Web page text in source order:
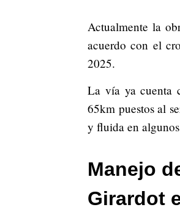
Actualmente la
acuerdo con el
2025.
La vía ya cuenta
65km puestos al
y fluida en
Manejo
Girardot